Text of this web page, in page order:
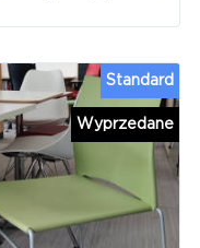
Wyprzedane
Standard